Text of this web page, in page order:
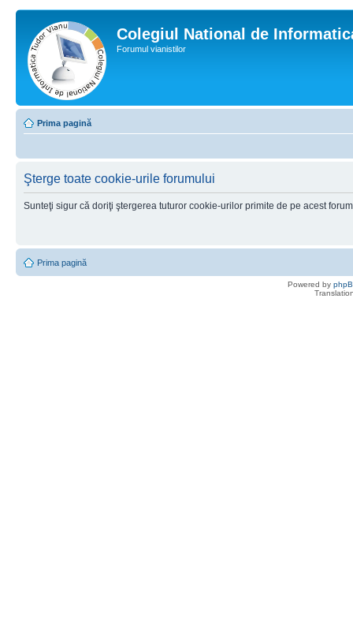
Colegiul National de
Forumul vianistilor
Prima pagină
Şterge toate cookie-urile forumului
Sunteţi sigur că doriţi ştergerea tuturor cookie-urilor primite de pe acest
Prima pagină
Powered by